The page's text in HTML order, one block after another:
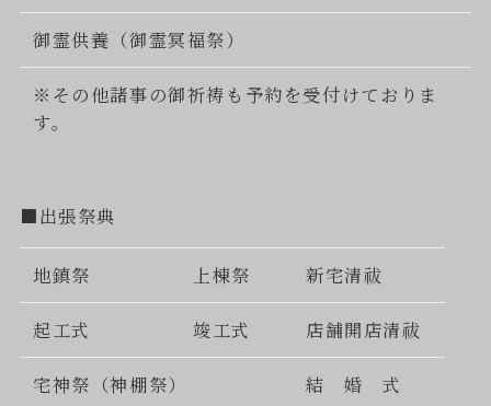
御霊供養（御霊冥福祭）
※その他諸事の御祈祷も予約を受付けておりま
す。
■出張祭典
地鎮祭 上棟祭 新宅清祓
起工式 竣工式 店舗開店清祓
宅神祭（神棚祭） 結 婚 式